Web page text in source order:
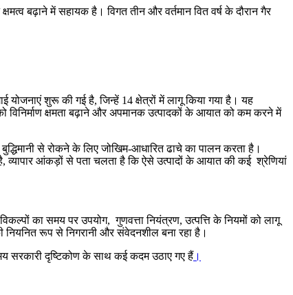
बढ़ाने में सहायक है। विगत तीन और वर्तमान वित वर्ष के दौरान गैर
योजनाएं शुरू की गई है, जिन्हें 14 क्षेत्रों में लागू किया गया है। यह
क्षमता बढ़ाने और अपमानक उत्पादकों के आयात को कम करने में
से रोकने के लिए जोखिम-आधारित ढाचे का पालन करता है।
व्यापार आंकड़ों से पता चलता है कि ऐसे उत्पादों के आयात की कई श्रेणियां
का समय पर उपयोग, गुणवत्ता नियंत्रण, उत्पत्ति के नियमों को लागू
रूप से निगरानी और संवेदनशील बना रहा है।
सरकारी दृष्टिकोण के साथ कई कदम उठाए गए हैं ।